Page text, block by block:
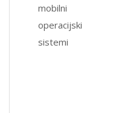
mobilni
operacijski
sistemi